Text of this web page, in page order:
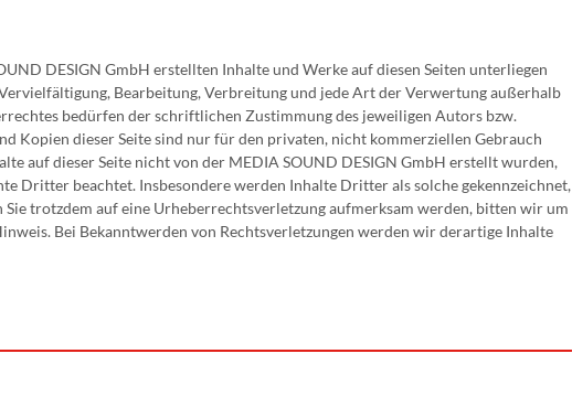
DESIGN GmbH erstellten Inhalte und Werke auf diesen Seiten unterliegen
Bearbeitung, Verbreitung und jede Art der Verwertung außerhalb
bedürfen der schriftlichen Zustimmung des jeweiligen Autors bzw.
Kopien dieser Seite sind nur für den privaten, nicht kommerziellen Gebrauch
auf dieser Seite nicht von der MEDIA SOUND DESIGN GmbH erstellt wurden,
Dritter beachtet. Insbesondere werden Inhalte Dritter als solche gekennzeichnet,
trotzdem auf eine Urheberrechtsverletzung aufmerksam werden, bitten wir um
Bei Bekanntwerden von Rechtsverletzungen werden wir derartige Inhalte